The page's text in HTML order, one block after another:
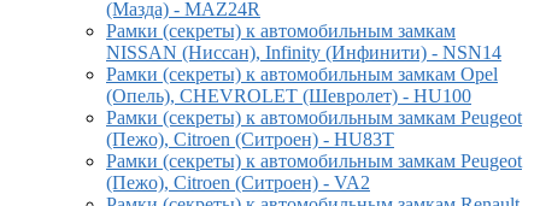
(Мазда) - MAZ24R
Рамки (секреты) к автомобильным замкам
NISSAN (Ниссан), Infinity (Инфинити) - NSN14
Рамки (секреты) к автомобильным замкам Opel
(Опель), CHEVROLET (Шевролет) - HU100
Рамки (секреты) к автомобильным замкам Peugeot
(Пежо), Citroen (Ситроен) - HU83T
Рамки (секреты) к автомобильным замкам Peugeot
(Пежо), Citroen (Ситроен) - VA2